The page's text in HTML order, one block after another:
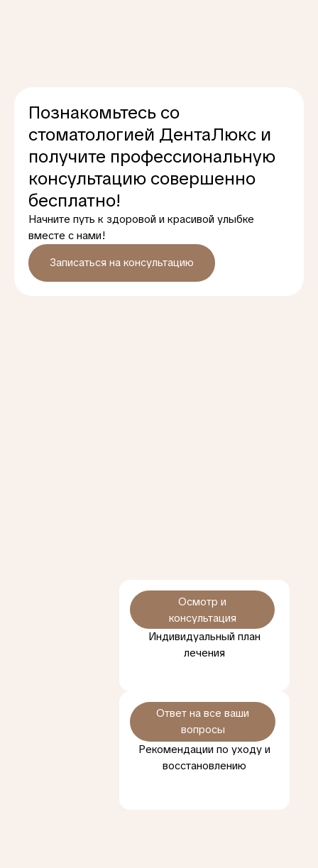
Познакомьтесь со
стоматологией ДентаЛюкс и
получите профессиональную
консультацию совершенно
бесплатно!
Начните путь к здоровой и красивой улыбке
вместе с нами!
Записаться на консультацию
Осмотр и
консультация
Индивидуальный план
лечения
Ответ на все ваши
вопросы
Рекомендации по уходу и
восстановлению